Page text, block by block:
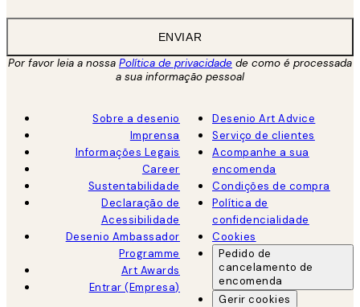
ENVIAR
Por favor leia a nossa Política de privacidade de como é processada
a sua informação pessoal
Sobre a desenio
Imprensa
Informações Legais
Career
Sustentabilidade
Declaração de
Acessibilidade
Desenio Ambassador
Programme
Art Awards
Entrar (Empresa)
Desenio Art Advice
Serviço de clientes
Acompanhe a sua
encomenda
Condições de compra
Política de
confidencialidade
Cookies
Pedido de
cancelamento de
encomenda
Gerir cookies